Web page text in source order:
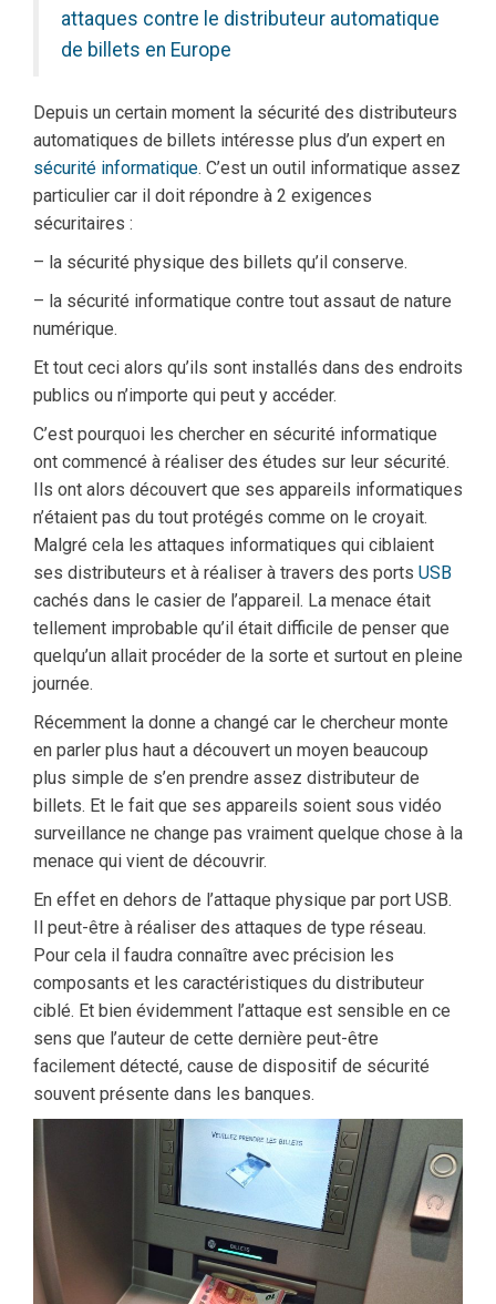
attaques contre le distributeur automatique
de billets en Europe
Depuis un certain moment la sécurité des distributeurs
automatiques de billets intéresse plus d’un expert en
sécurité informatique. C’est un outil informatique assez
particulier car il doit répondre à 2 exigences
sécuritaires :
– la sécurité physique des billets qu’il conserve.
– la sécurité informatique contre tout assaut de nature
numérique.
Et tout ceci alors qu’ils sont installés dans des endroits
publics ou n’importe qui peut y accéder.
C’est pourquoi les chercher en sécurité informatique
ont commencé à réaliser des études sur leur sécurité.
Ils ont alors découvert que ses appareils informatiques
n’étaient pas du tout protégés comme on le croyait.
Malgré cela les attaques informatiques qui ciblaient
ses distributeurs et à réaliser à travers des ports USB
cachés dans le casier de l’appareil. La menace était
tellement improbable qu’il était difficile de penser que
quelqu’un allait procéder de la sorte et surtout en pleine
journée.
Récemment la donne a changé car le chercheur monte
en parler plus haut a découvert un moyen beaucoup
plus simple de s’en prendre assez distributeur de
billets. Et le fait que ses appareils soient sous vidéo
surveillance ne change pas vraiment quelque chose à la
menace qui vient de découvrir.
En effet en dehors de l’attaque physique par port USB.
Il peut-être à réaliser des attaques de type réseau.
Pour cela il faudra connaître avec précision les
composants et les caractéristiques du distributeur
ciblé. Et bien évidemment l’attaque est sensible en ce
sens que l’auteur de cette dernière peut-être
facilement détecté, cause de dispositif de sécurité
souvent présente dans les banques.